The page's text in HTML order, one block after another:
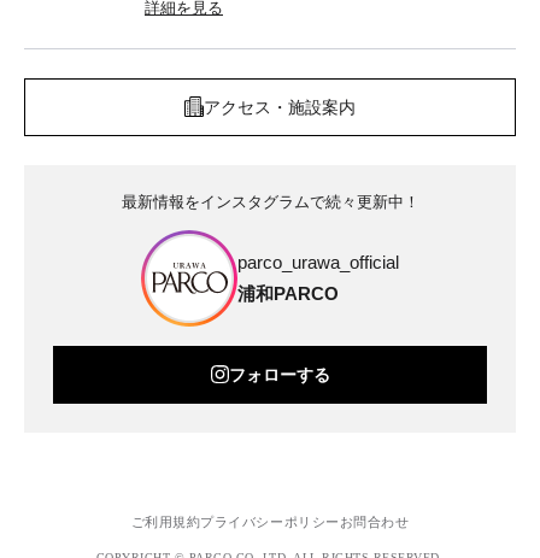
詳細を見る
アクセス・施設案内
最新情報をインスタグラムで続々更新中！
parco_urawa_official
浦和PARCO
フォローする
ご利用規約プライバシーポリシー お問合わせ